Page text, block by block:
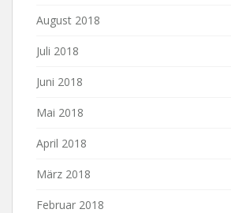
August 2018
Juli 2018
Juni 2018
Mai 2018
April 2018
März 2018
Februar 2018